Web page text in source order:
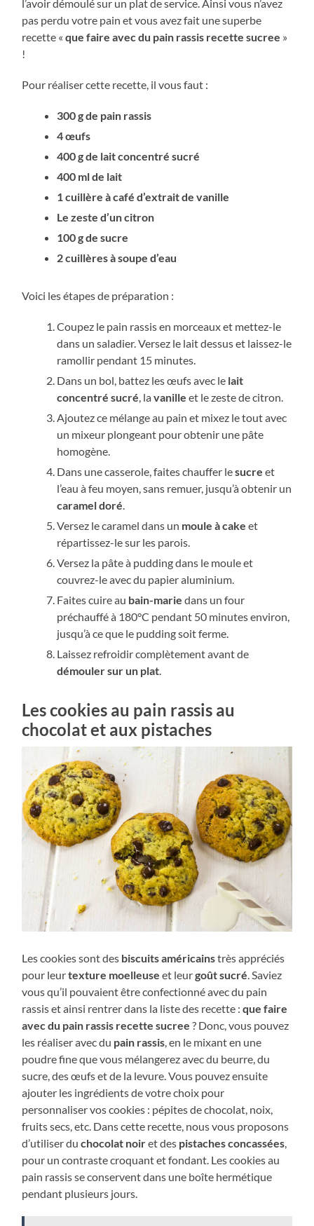
l’avoir démoulé sur un plat de service. Ainsi vous n’avez
pas perdu votre pain et vous avez fait une superbe
recette «que faire avec du pain rassis recette sucree »
!
Pour réaliser cette recette, il vous faut :
300 g de pain rassis
4 œufs
400 g de lait concentré sucré
400 ml de lait
1 cuillère à café d’extrait de vanille
Le zeste d’un citron
100 g de sucre
2 cuillères à soupe d’eau
Voici les étapes de préparation :
Coupez le pain rassis en morceaux et mettez-le
dans un saladier. Versez le lait dessus et laissez-le
ramollir pendant 15 minutes.
Dans un bol, battez les œufs avec le lait
concentré sucré, lavanille et le zeste de citron.
Ajoutez ce mélange au pain et mixez le tout avec
un mixeur plongeant pour obtenir une pâte
homogène.
Dans une casserole, faites chauffer lesucre et
l’eau à feu moyen, sans remuer, jusqu’à obtenir un
caramel doré.
Versez le caramel dans un moule à cake et
répartissez-le sur les parois.
Versez la pâte à pudding dans le moule et
couvrez-le avec du papier aluminium.
Faites cuire au bain-marie dans un four
préchauffé à 180°C pendant 50 minutes environ,
jusqu’à ce que le pudding soit ferme.
Laissez refroidir complètement avant de
démouler sur un plat.
Les cookies au pain rassis au
chocolat et aux pistaches
Les cookies sont des biscuits américainstrès appréciés
pour leurtexture moelleuse et leurgoût sucré . Saviez
vous qu’il pouvaient être confectionné avec du pain
rassis et ainsi rentrer dans la liste des recette :que faire
avec du pain rassis recette sucree ? Donc, vous pouvez
les réaliser avec du pain rassis , en le mixant en une
poudre fine que vous mélangerez avec du beurre, du
sucre, des œufs et de la levure. Vous pouvez ensuite
ajouter les ingrédients de votre choix pour
personnaliser vos cookies : pépites de chocolat, noix,
fruits secs, etc. Dans cette recette, nous vous proposons
d’utiliser duchocolat noiret des pistaches concassées
pour un contraste croquant et fondant. Les cookies au
pain rassis se conservent dans une boîte hermétique
pendant plusieurs jours.